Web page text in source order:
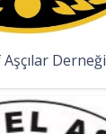
Derneği